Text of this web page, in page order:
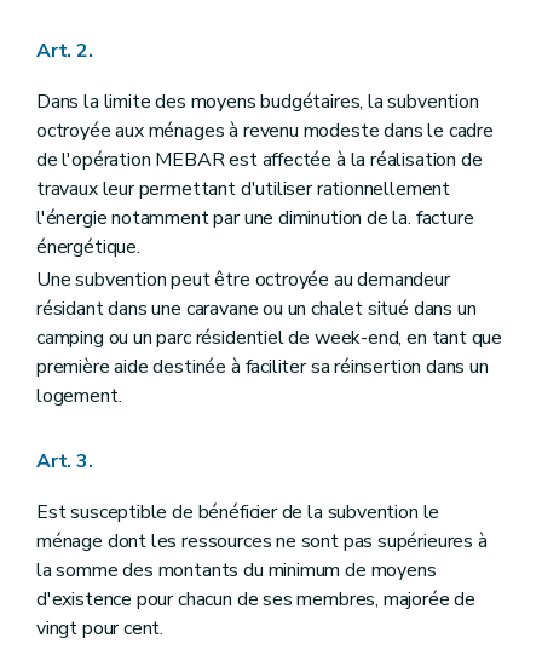
Art. 2.
Dans la limite des moyens budgétaires, la subvention
octroyée aux ménages à revenu modeste dans le cadre
de l'opération MEBAR est affectée à la réalisation de
travaux leur permettant d'utiliser rationnellement
l'énergie notamment par une diminution de la. facture
énergétique.
Une subvention peut être octroyée au demandeur
résidant dans une caravane ou un chalet situé dans un
camping ou un parc résidentiel de week-end, en tant que
première aide destinée à faciliter sa réinsertion dans un
logement.
Art. 3.
Est susceptible de bénéficier de la subvention le
ménage dont les ressources ne sont pas supérieures à
la somme des montants du minimum de moyens
d'existence pour chacun de ses membres, majorée de
vingt pour cent.